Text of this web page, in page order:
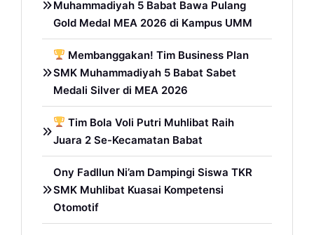
Muhammadiyah 5 Babat Bawa Pulang
Gold Medal MEA 2026 di Kampus UMM
Membanggakan! Tim Business Plan
SMK Muhammadiyah 5 Babat Sabet
Medali Silver di MEA 2026
Tim Bola Voli Putri Muhlibat Raih
Juara 2 Se-Kecamatan Babat
Ony Fadllun Ni’am Dampingi Siswa TKR
SMK Muhlibat Kuasai Kompetensi
Otomotif